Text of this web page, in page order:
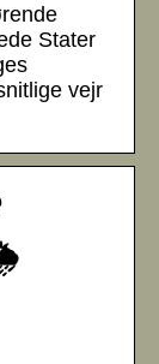
Stater
vejr